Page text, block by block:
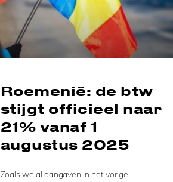
Roemenië: de btw
stijgt officieel naar
21% vanaf 1
augustus 2025
Zoals we al aangaven in het vorige